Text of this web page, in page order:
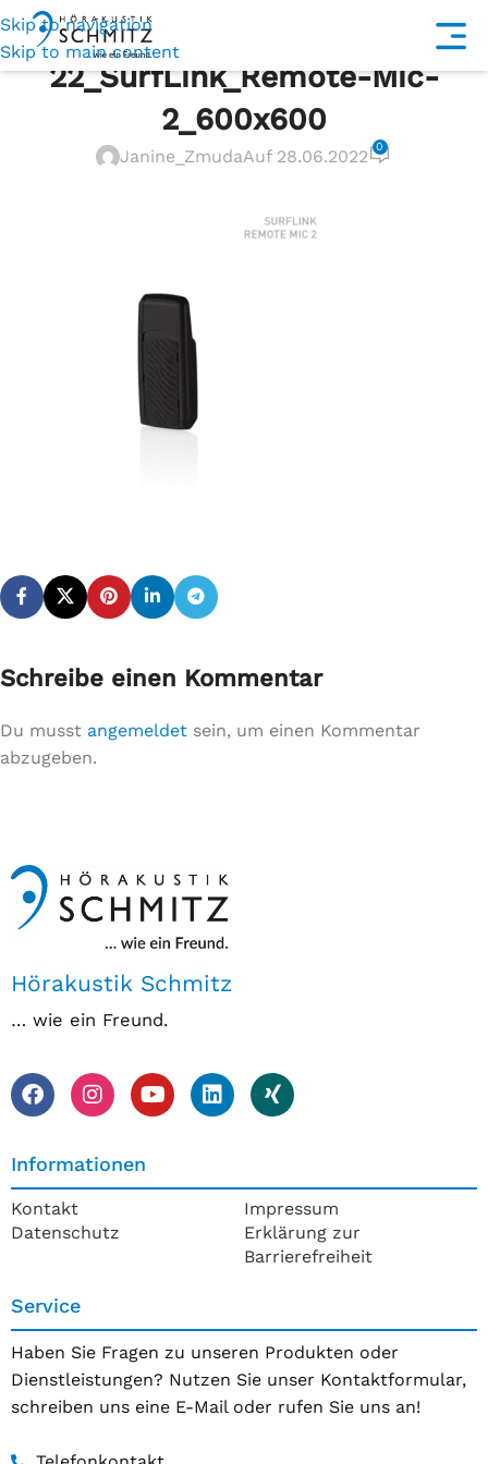
Skip to navigation
Skip to main content
22_SurfLink_Remote-Mic-
2_600x600
Janine_ZmudaAuf 28.06.2022 0
Schreibe einen Kommentar
Du musst angemeldet sein, um einen Kommentar
abzugeben.
Hörakustik Schmitz
… wie ein Freund.
Informationen
Kontakt
Datenschutz
Impressum
Erklärung zur
Barrierefreiheit
Service
Haben Sie Fragen zu unseren Produkten oder
Dienstleistungen? Nutzen Sie unser Kontaktformular,
schreiben uns eine E-Mail oder rufen Sie uns an!